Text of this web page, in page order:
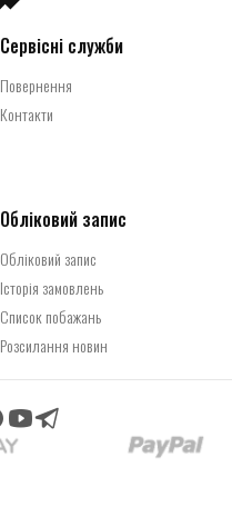
Сервісні служби
Повернення
Контакти
Обліковий запис
Обліковий запис
Історія замовлень
Список побажань
Розсилання новин